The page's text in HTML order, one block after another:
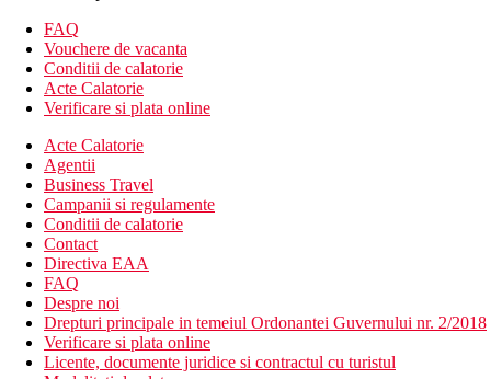
Complexul hotelier este inconjurat de o frumoasa plaja cu nisip
Activitati
Gratuit: vezi program all inclusive
Contra cost: catamaran, jet ski, windsurfing, kite surfing,
plimbare cu banana boat, parasailing, scufundari,
snorkeling
Stravovanie
Mic dejun in restaurantul principal The Sand, pranzul si
cina in restaurantul principal sau restaurantele a la carte
(cu exceptia restaurantului subacvatic H2O).
Gustare usoara de dupa-amiaza (16.30 - 18.00)
Selectie de bauturi nealcoolice si alcoolice de productie
locala (10.00 – 24.00)
Bauturi racoritoare in minibar (reumplute o data pe zi)
Sporturi nemotorizate – caiac, paddle board
Bauturile consumate in afara orelor stabilite, in timpul
calatoriilor, alte bauturi din minibar sunt contra cost, sucuri
FAQ
Vouchere de vacanta
Conditii de calatorie
Acte Calatorie
Verificare si plata online
Acte Calatorie
Agentii
Business Travel
Campanii si regulamente
Conditii de calatorie
Contact
Directiva EAA
FAQ
Despre noi
Drepturi principale in temeiul Ordonantei Guvernului nr. 2/2018
Verificare si plata online
Licente, documente juridice si contractul cu turistul